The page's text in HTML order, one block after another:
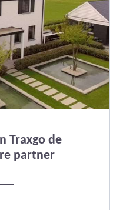
Traxgo de
partner